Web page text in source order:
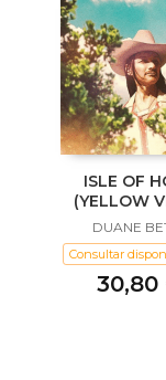
ISLE OF
(YELLOW
DUANE
Consultar
30,80